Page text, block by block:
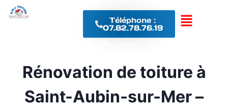
Téléphone :
07.82.78.76.19
Rénovation de toiture à
Saint-Aubin-sur-Mer –